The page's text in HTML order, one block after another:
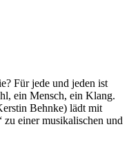
Für jede und jeden ist
ein Mensch, ein Klang.
Behnke) lädt mit
zu einer musikalischen und